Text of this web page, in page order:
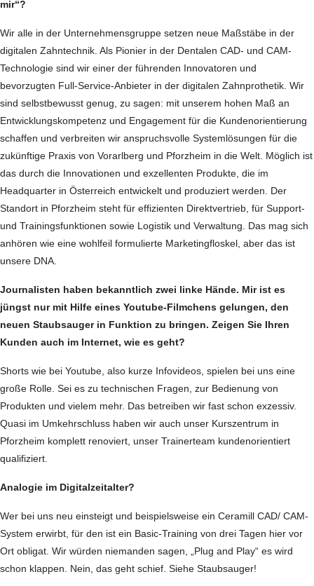
mir“?
Wir alle in der Unternehmensgruppe setzen neue Maßstäbe in der
digitalen Zahntechnik. Als Pionier in der Dentalen CAD- und CAM-
Technologie sind wir einer der führenden Innovatoren und
bevorzugten Full-Service-Anbieter in der digitalen Zahnprothetik. Wir
sind selbstbewusst genug, zu sagen: mit unserem hohen Maß an
Entwicklungskompetenz und Engagement für die Kundenorientierung
schaffen und verbreiten wir anspruchsvolle System­lösungen für die
zukünftige Praxis von Vorarlberg und Pforzheim in die Welt. Möglich ist
das durch die Innovationen und exzellenten Produkte, die im
Headquarter in Österreich entwickelt und produziert werden. Der
Standort in Pforzheim steht für effizienten Direkt­ver­trieb, für Support-
und Trainingsfunktionen sowie Logistik und Verwaltung. Das mag sich
anhören wie eine wohlfeil formulierte Marketingfloskel, aber das ist
unsere DNA.
Journalisten haben bekanntlich zwei linke Hände. Mir ist es
jüngst nur mit Hilfe eines Youtube-Filmchens gelungen, den
neuen Staubsauger in Funktion zu bringen. Zeigen Sie Ihren
Kunden auch im Internet, wie es geht?
Shorts wie bei Youtube, also kurze Infovideos, spielen bei uns eine
große Rolle. Sei es zu technischen Fragen, zur Bedienung von
Produkten und vielem mehr. Das betreiben wir fast schon exzessiv.
Quasi im Umkehrschluss haben wir auch unser Kurszentrum in
Pforzheim komplett renoviert, unser Trainerteam kundenorientiert
qualifiziert.
Analogie im Digitalzeitalter?
Wer bei uns neu einsteigt und beispielsweise ein Ceramill CAD/ CAM-
System erwirbt, für den ist ein Basic-Training von drei Tagen hier vor
Ort obligat. Wir würden niemanden sagen, „Plug and Play“ es wird
schon klappen. Nein, das geht schief. Siehe Staubsauger!